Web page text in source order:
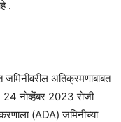
.
अतिक्रमणाबाबत
24 नोव्हेंबर 2023 रोजी
(ADA) जमिनीच्या